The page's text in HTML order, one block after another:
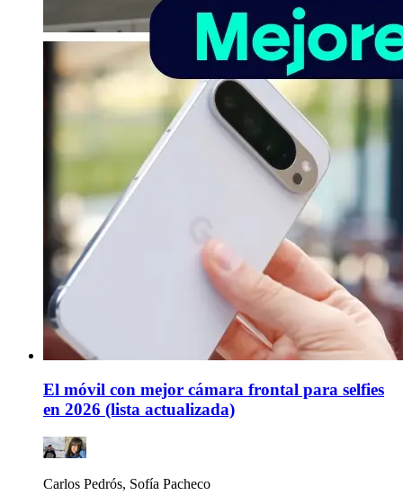
El móvil con mejor cámara frontal para selfies
en 2026 (lista actualizada)
Carlos Pedrós, Sofía Pacheco